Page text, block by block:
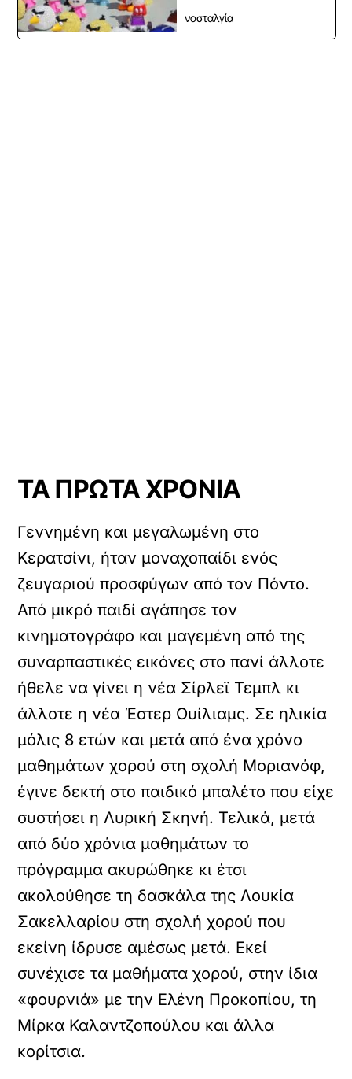
νοσταλγία
ΤΑ ΠΡΩΤΑ ΧΡΟΝΙΑ
Γεννημένη και μεγαλωμένη στο
Κερατσίνι, ήταν μοναχοπαίδι ενός
ζευγαριού προσφύγων από τον Πόντο.
Από μικρό παιδί αγάπησε τον
κινηματογράφο και μαγεμένη από της
συναρπαστικές εικόνες στο πανί άλλοτε
ήθελε να γίνει η νέα Σίρλεϊ Τεμπλ κι
άλλοτε η νέα Έστερ Ουίλιαμς. Σε ηλικία
μόλις 8 ετών και μετά από ένα χρόνο
μαθημάτων χορού στη σχολή Μοριανόφ,
έγινε δεκτή στο παιδικό μπαλέτο που είχε
συστήσει η Λυρική Σκηνή. Τελικά, μετά
από δύο χρόνια μαθημάτων το
πρόγραμμα ακυρώθηκε κι έτσι
ακολούθησε τη δασκάλα της Λουκία
Σακελλαρίου στη σχολή χορού που
εκείνη ίδρυσε αμέσως μετά. Εκεί
συνέχισε τα μαθήματα χορού, στην ίδια
«φουρνιά» με την Ελένη Προκοπίου, τη
Μίρκα Καλαντζοπούλου και άλλα
κορίτσια.